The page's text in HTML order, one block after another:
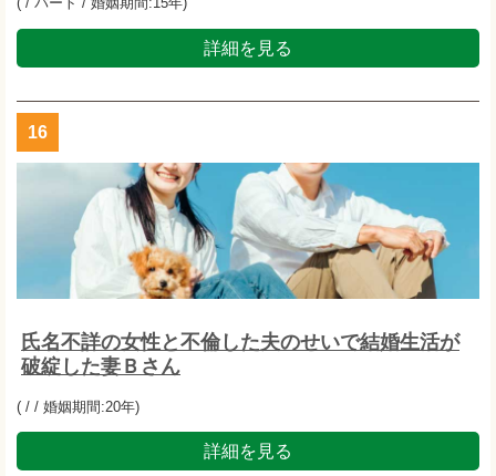
詳細を見る
16
氏名不詳の女性と不倫した夫のせいで結婚生活が
破綻した妻Ｂさん
( / / 婚姻期間:20年)
詳細を見る